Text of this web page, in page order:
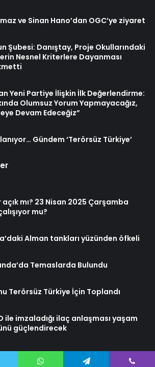
ve Sinan Hano’dan OGC’ye ziyaret
Şubesi: Danıştay, Proje Okullarındaki
Nesnel Kriterlere Dayanması
Yeni Partiye İlişkin İlk Değerlendirme:
Olumsuz Yorum Yapmayacağız,
Devam Edeceğiz”
Gündem ‘Terörsüz Türkiye’
mı? 23 Nisan 2025 Çarşamba
mu?
Alman tankları yüzünden öfkeli
Temaslarda Bulundu
Terörsüz Türkiye İçin Toplandı
ile imzaladığı ilaç anlaşması yaşam
güçlendirecek